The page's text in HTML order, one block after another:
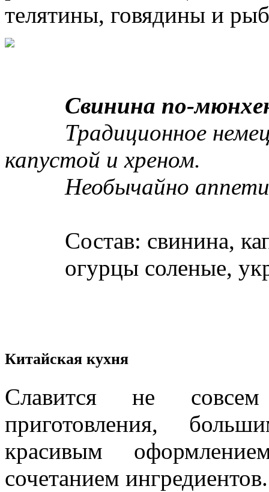
телятины, говядины и
Свинина по-
Традиционное
капустой и хреном.
Необычайно
Состав: cвинина,
огурцы соленые,
Китайская кухня
Cлавится не
приготовления,
красивым
сочетанием ингредиентов.